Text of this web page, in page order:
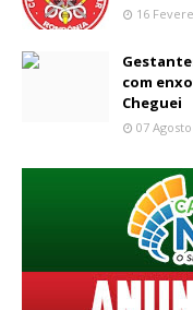
16
com
Cheguei
07 Agosto